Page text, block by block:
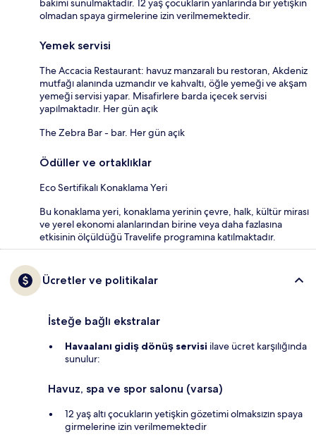
bakımı sunulmaktadır. 12 yaş çocukların yanlarında bir yetişkin
olmadan spaya girmelerine izin verilmemektedir.
Yemek servisi
The Accacia Restaurant: havuz manzaralı bu restoran, Akdeniz
mutfağı alanında uzmandır ve kahvaltı, öğle yemeği ve akşam
yemeği servisi yapar. Misafirlere barda içecek servisi
yapılmaktadır. Her gün açık
The Zebra Bar - bar. Her gün açık
Ödüller ve ortaklıklar
Eco Sertifikalı Konaklama Yeri
Bu konaklama yeri, konaklama yerinin çevre, halk, kültür mirası
ve yerel ekonomi alanlarından birine veya daha fazlasına
etkisinin ölçüldüğü Travelife programına katılmaktadır.
Ücretler ve politikalar
İsteğe bağlı ekstralar
Havaalanı gidiş dönüş servisi ilave ücret karşılığında
sunulur:
Havuz, spa ve spor salonu (varsa)
12 yaş altı çocukların yetişkin gözetimi olmaksızın spaya
girmelerine izin verilmemektedir